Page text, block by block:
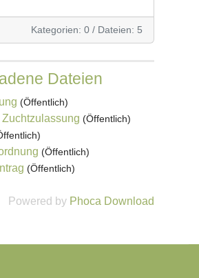
Kategorien: 0 / Dateien: 5
Dateien
(Öffentlich)
(Öffentlich)
(Öffentlich)
(Öffentlich)
Powered by Phoca Download